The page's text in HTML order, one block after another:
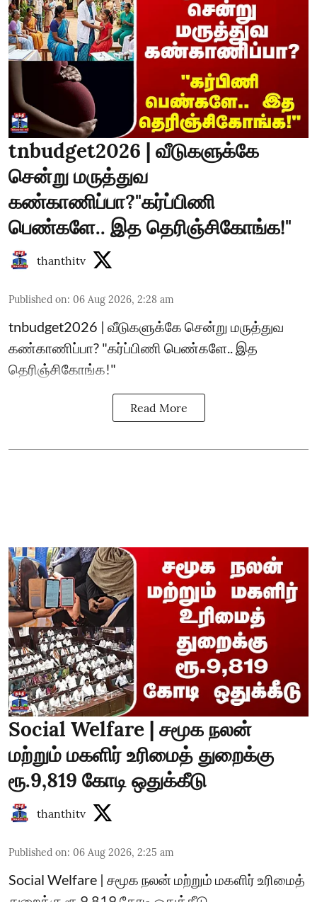
tnbudget2026 | வீடுகளுக்கே
சென்று மருத்துவ
கண்காணிப்பா?"கர்ப்பிணி
பெண்களே.. இத தெரிஞ்சிகோங்க!"
thanthitv
Published on: 06 Aug 2026, 2:28 am
tnbudget2026 | வீடுகளுக்கே சென்று மருத்துவ
கண்காணிப்பா? "கர்ப்பிணி பெண்களே.. இத
தெரிஞ்சிகோங்க!"
Read More
Social Welfare | சமூக நலன்
மற்றும் மகளிர் உரிமைத் துறைக்கு
ரூ.9,819 கோடி ஒதுக்கீடு
thanthitv
Published on: 06 Aug 2026, 2:25 am
Social Welfare | சமூக நலன் மற்றும் மகளிர் உரிமைத்